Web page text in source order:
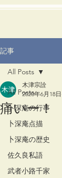
記事
All Posts
卜深庵の行事
卜深庵点描
卜深庵の歴史
佐久良私語
武者小路千家
All Posts
痛いー！
木津宗詮
2020年6月18日